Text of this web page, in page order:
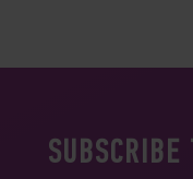
SUBSCRIBE